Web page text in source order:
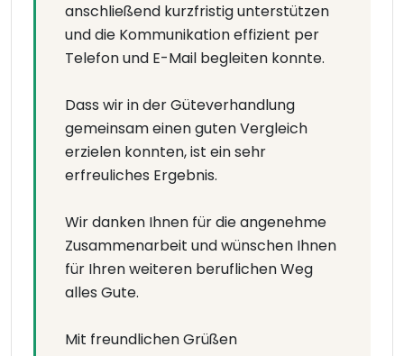
anschließend kurzfristig unterstützen
und die Kommunikation effizient per
Telefon und E-Mail begleiten konnte.
Dass wir in der Güteverhandlung
gemeinsam einen guten Vergleich
erzielen konnten, ist ein sehr
erfreuliches Ergebnis.
Wir danken Ihnen für die angenehme
Zusammenarbeit und wünschen Ihnen
für Ihren weiteren beruflichen Weg
alles Gute.
Mit freundlichen Grüßen